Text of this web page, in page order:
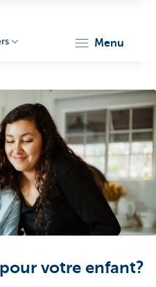
menu
votre enfant?